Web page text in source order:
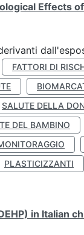
Effects
FATTORI DI
SALUTE DELLA
DEL BAMBINO
PLASTICIZZANTI
in Italian